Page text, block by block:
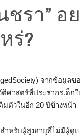
รา” อ
ร่?
จากข้อมูลขอ
ติศาสตร์ที่ประชากรเด็ก
มตัวในอีก 20 ปีข้างหน้า
ำหรับผู้สูงอายุที่ไม่มีผู้ดู